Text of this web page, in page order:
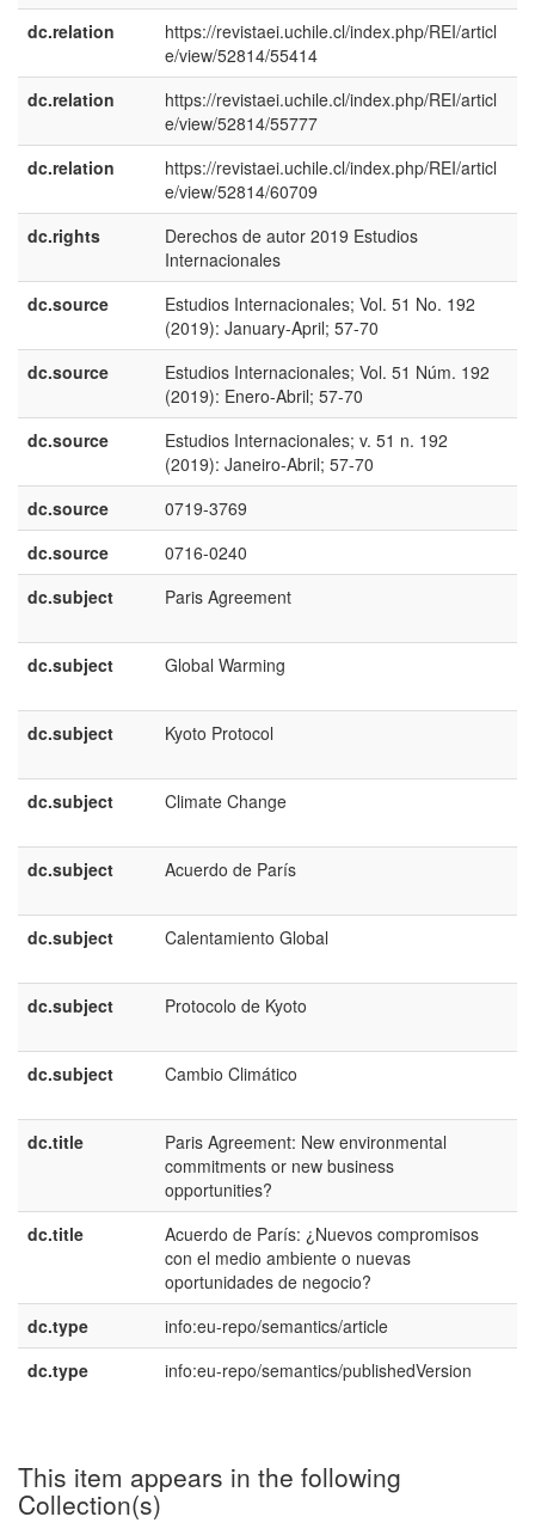
dc.relation
https://revistaei.uchile.cl/index.php/REI/articl
e/view/52814/55414
dc.relation
https://revistaei.uchile.cl/index.php/REI/articl
e/view/52814/55777
dc.relation
https://revistaei.uchile.cl/index.php/REI/articl
e/view/52814/60709
dc.rights
Derechos de autor 2019 Estudios
Internacionales
dc.source
Estudios Internacionales; Vol. 51 No. 192
(2019): January-April; 57-70
dc.source
Estudios Internacionales; Vol. 51 Núm. 192
(2019): Enero-Abril; 57-70
dc.source
Estudios Internacionales; v. 51 n. 192
(2019): Janeiro-Abril; 57-70
dc.source
0719-3769
dc.source
0716-0240
dc.subject
Paris Agreement
dc.subject
Global Warming
dc.subject
Kyoto Protocol
dc.subject
Climate Change
dc.subject
Acuerdo de París
dc.subject
Calentamiento Global
dc.subject
Protocolo de Kyoto
dc.subject
Cambio Climático
dc.title
Paris Agreement: New environmental
commitments or new business
opportunities?
dc.title
Acuerdo de París: ¿Nuevos compromisos
con el medio ambiente o nuevas
oportunidades de negocio?
dc.type
info:eu-repo/semantics/article
dc.type
info:eu-repo/semantics/publishedVersion
This item appears in the following
Collection(s)